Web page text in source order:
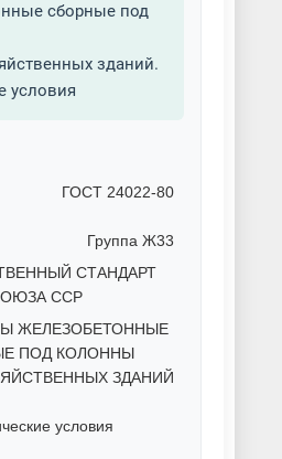
сборные под
зданий.
условия